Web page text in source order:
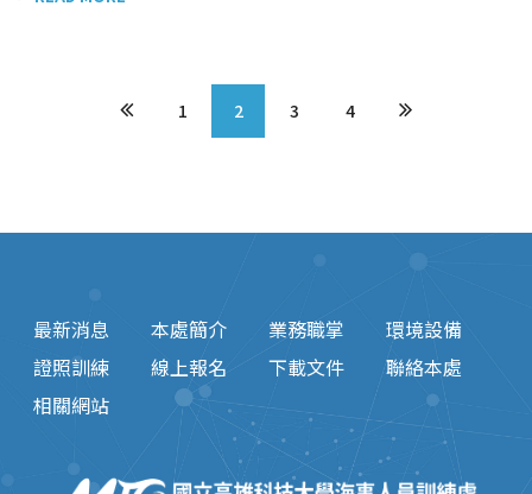
1 2 3 4
最新消息 本處簡介 業務職掌
環境設備
證照訓練
線上報名 下載文件
聯絡本處
相關網站